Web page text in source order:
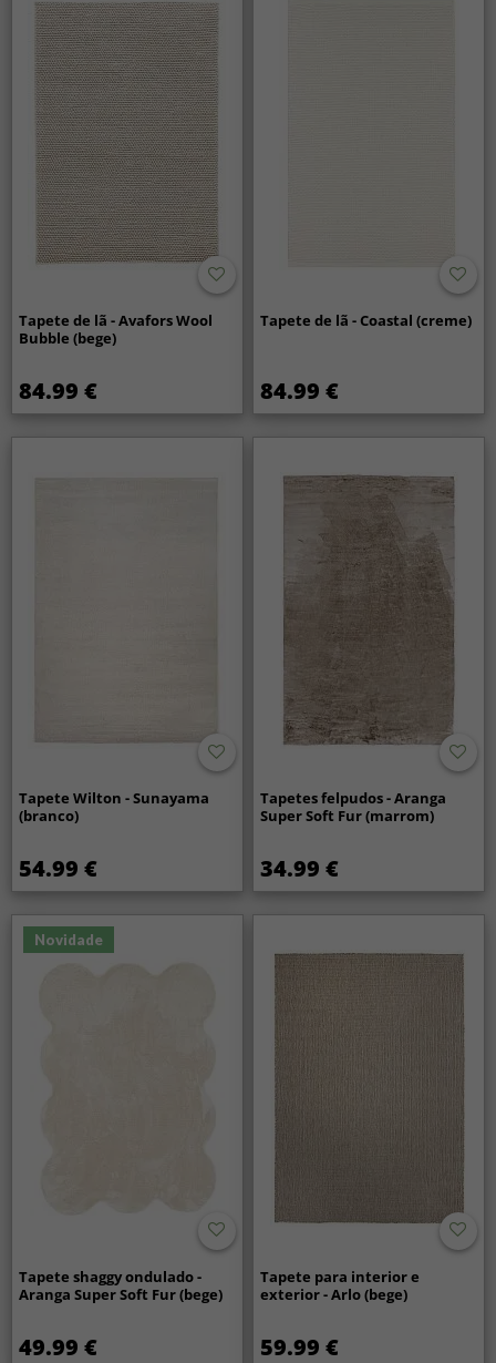
Tapete de lã - Avafors Wool
Bubble (bege)
84.99 €
Tapete de lã - Coastal (creme)
84.99 €
Tapete Wilton - Sunayama
(branco)
54.99 €
Tapetes felpudos - Aranga
Super Soft Fur (marrom)
34.99 €
Novidade
Tapete shaggy ondulado -
Aranga Super Soft Fur (bege)
49.99 €
Tapete para interior e
exterior - Arlo (bege)
59.99 €